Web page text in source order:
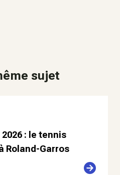
sujet
: le tennis
Roland-Garros